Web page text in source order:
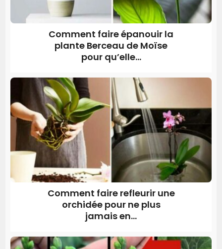
Comment faire épanouir la
plante Berceau de Moïse
pour qu’elle...
Comment faire refleurir une
orchidée pour ne plus
jamais en...